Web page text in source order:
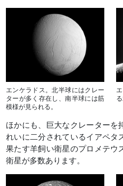
エンケラドス。北半球にはクレー
ターが多く存在し、南半球には筋
模様が見られる。
ほかにも、巨大なクレーターを
れいに二分されているイアペタ
果たす羊飼い衛星のプロメテウ
衛星が多数あります。